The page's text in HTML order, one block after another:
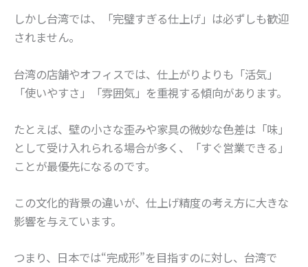
しかし台湾では、「完璧すぎる仕上げ」は必ずしも歓迎
されません。
台湾の店舗やオフィスでは、仕上がりよりも「活気」
「使いやすさ」「雰囲気」を重視する傾向があります。
たとえば、壁の小さな歪みや家具の微妙な色差は「味」
として受け入れられる場合が多く、「すぐ営業できる」
ことが最優先になるのです。
この文化的背景の違いが、仕上げ精度の考え方に大きな
影響を与えています。
つまり、日本では“完成形”を目指すのに対し、台湾で